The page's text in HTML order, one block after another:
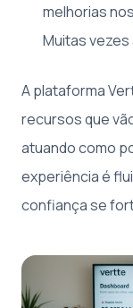
melhorias
Muitas
A plataforma
recursos que
atuando como
experiência é
confiança se